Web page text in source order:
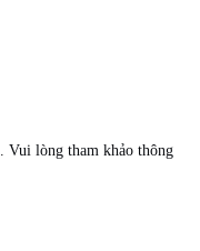
. Vui lòng tham khảo thông